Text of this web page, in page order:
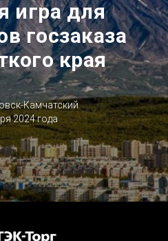
игра для
госзаказа
края
Камчатский
2024 года